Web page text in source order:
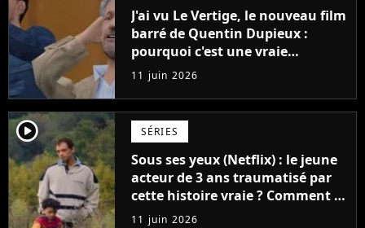
J'ai vu Le Vertige, le nouveau film
barré de Quentin Dupieux :
pourquoi c'est une vraie
déception ?
11 juin 2026
player2 SÉRIES
Sous ses yeux (Netflix) : le jeune
acteur de 3 ans traumatisé par
cette histoire vraie ? Comment le
créateur l'a protégé
11 juin 2026